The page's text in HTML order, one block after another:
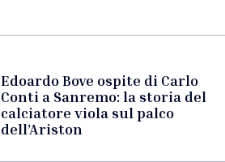
Edoardo Bove ospite di Carlo
Conti a Sanremo: la storia del
calciatore viola sul palco
dell’Ariston